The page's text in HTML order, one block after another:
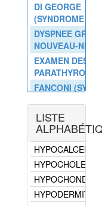
DI GEORGE
(SYNDROME DE)
DYSPNEE
NOUVEAU-NE
EXAMEN DES
PARATHYROIDES
FANCONI
SECONDAIRE
INSUFFISANCE
RENALE
MAIN
LISTE
HYPERTROPHIE
HYPERTROPHIE
HYPERURICEMIE
- LESCH NYHAN
HYPNOSE
HYPOCALCEMIE
HYPOCHONDRIE
HYPODERMITE